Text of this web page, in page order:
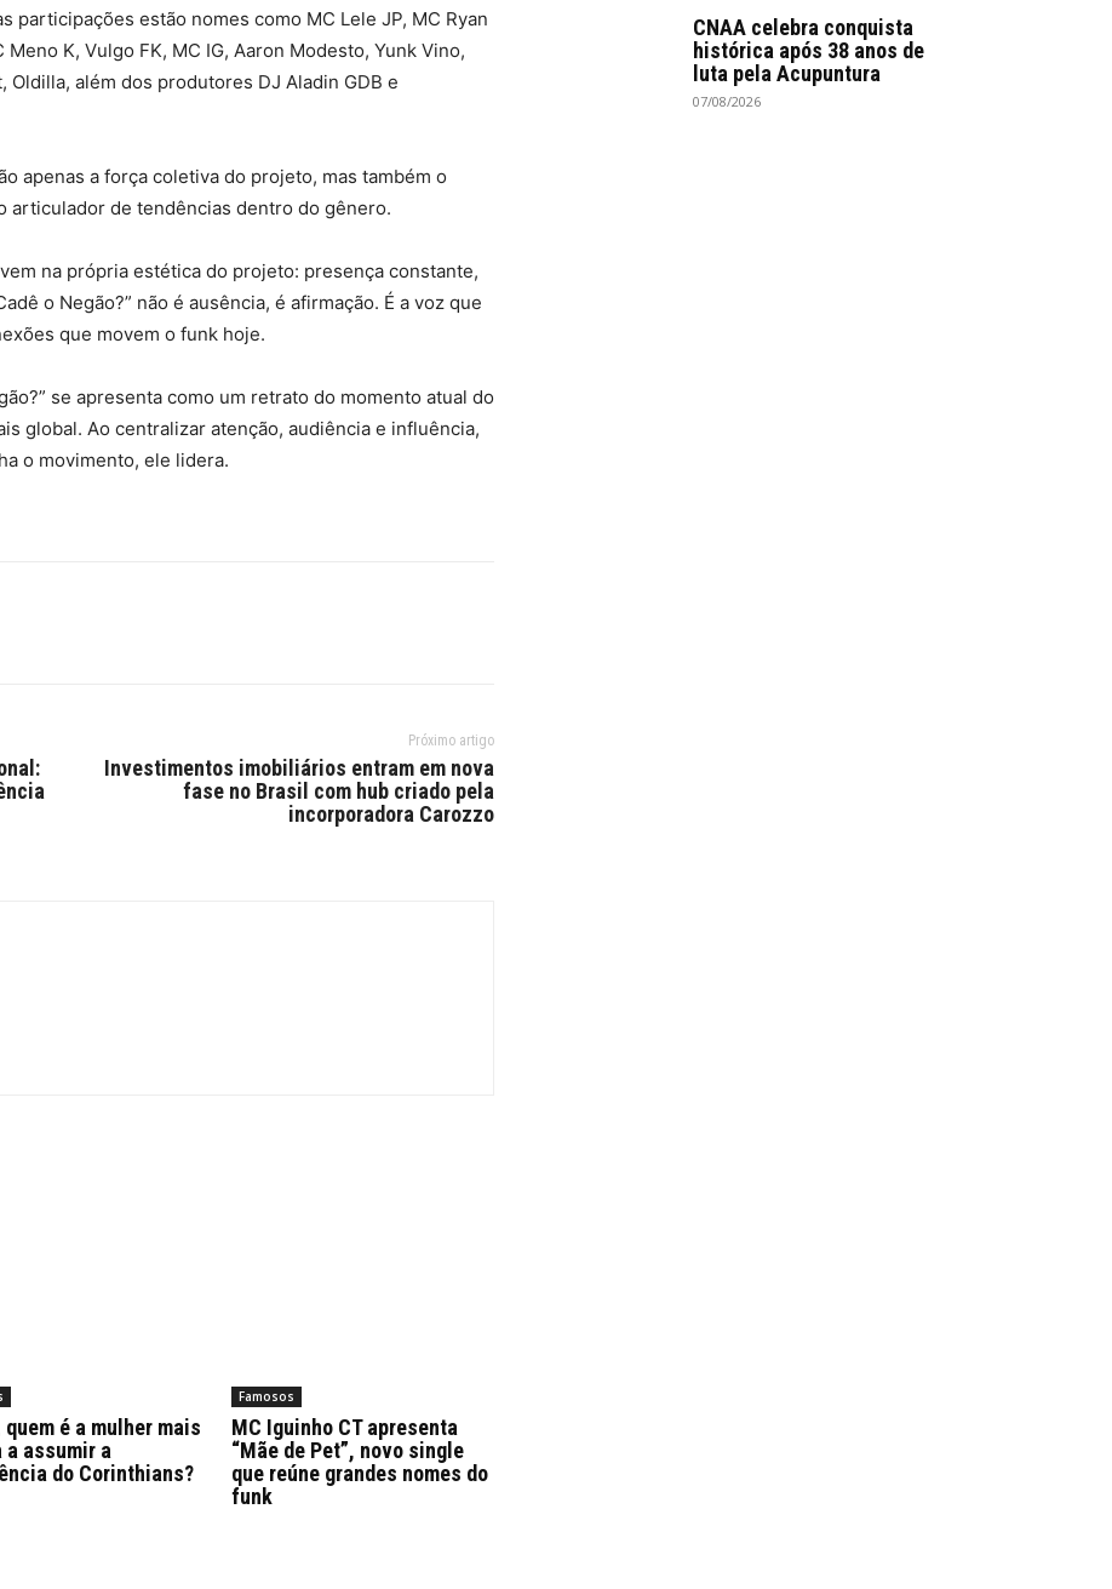
participações estão nomes como MC Lele JP, MC Ryan
Meno K, Vulgo FK, MC IG, Aaron Modesto, Yunk Vino,
Oldilla, além dos produtores DJ Aladin GDB e
apenas a força coletiva do projeto, mas também o
articulador de tendências dentro do gênero.
na própria estética do projeto: presença constante,
o Negão?” não é ausência, é afirmação. É a voz que
que movem o funk hoje.
se apresenta como um retrato do momento atual do
global. Ao centralizar atenção, audiência e influência,
o movimento, ele lidera.
Próximo artigo
Investimentos imobiliários entram em nova
fase no Brasil com hub criado pela
incorporadora Carozzo
é a mulher mais
a assumir a
do Corinthians?
Famosos
MC Iguinho CT apresenta
“Mãe de Pet”, novo single
que reúne grandes nomes do
funk
CNAA celebra conquista
histórica após 38 anos de
luta pela Acupuntura
07/08/2026